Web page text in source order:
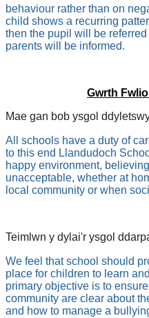
behaviour rather than on
child shows a recurring
then the pupil will be
parents will be informed.
Gwrth Fwlio
Mae gan bob ysgol
All schools have a duty of
to this end Llandudoch
happy environment,
unacceptable, whether at
local community or when
Teimlwn y dylai'r ysgol
We feel that school should
place for children to learn
primary objective is to
community are clear about
and how to manage a